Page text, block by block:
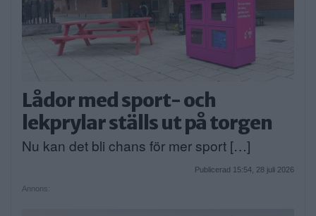
Lådor med sport- och
lekprylar ställs ut på torgen
Nu kan det bli chans för mer sport […]
Publicerad 15:54, 28 juli 2026
Annons: